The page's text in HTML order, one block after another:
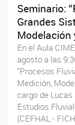
Seminario:
Grandes
Modelación
En el Aula
agosto a las
“Procesos
Medición,
cargo de Lucas
Estudios
(CEFHAL -